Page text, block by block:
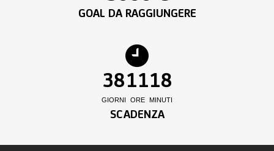
GOAL DA RAGGIUNGERE
38
GIORNI
11
ORE
18
MINUTI
SCADENZA